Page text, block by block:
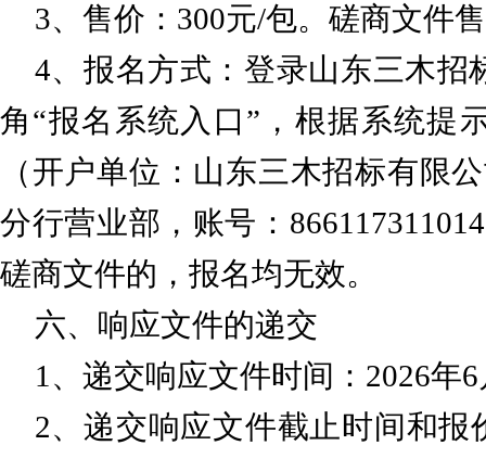
3、售价：300元/包。磋商文件
4、报名方式：登录山东三木招
角“报名系统入口”，根据系统提
（开户单位：山东三木招标有限
分行营业部，账号：
磋商文件的，报名均无效。
六、响应文件的递交
1、递交响应文件时间：2026年
2、递交响应文件截止时间和报